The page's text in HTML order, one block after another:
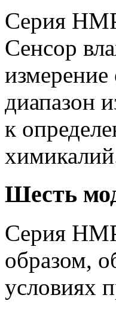
Серия
Сенсор
измерение
диапазон
к
Шесть
Серия
образом,
условиях